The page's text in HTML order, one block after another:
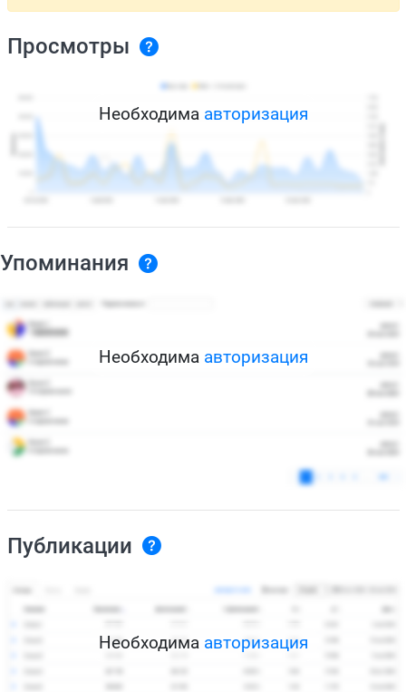
Просмотры
Необходима авторизация
Упоминания
Необходима авторизация
Публикации
Необходима авторизация